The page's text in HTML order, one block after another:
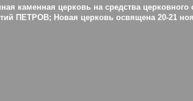
каменная церковь на средства
ПЕТРОВ; Новая церковь освящена 20-21